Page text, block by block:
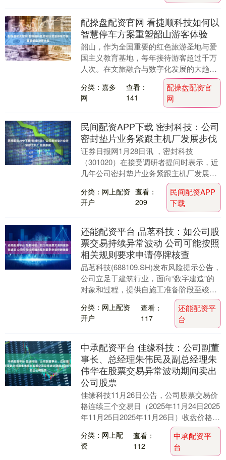
配操盘配资官网 看捷顺科技如何以
智慧停车方案重塑韶山游客体验
韶山，作为全国重要的红色旅游圣地与爱
国主义教育基地，每年接待游客超过千万
人次。在文旅融合与数字化发展的大趋势
下，庞大的客流量对这座城市的交通组织
与停车管理能力构....
分类：嘉多
网
查看：
141
配操盘配资官
网
民间配资APP下载 密封科技：公司
密封垫片业务紧跟主机厂发展步伐
证券日报网1月28日讯 ，密封科技
（301020）在接受调研者提问时表示，近
几年公司密封垫片业务紧跟主机厂发展步
伐，积极开展同步研发，通过行业领先的
技术和产品一....
分类：网上配资
开户
查看：
209
民间配资APP
下载
还能配资平台 品茗科技：如公司股
票交易持续异常波动 公司可能按照
相关规则要求申请停牌核查
品茗科技(688109.SH)发布风险提示公告，
公司立足于建筑行业，面向“数字建造”的
对象和过程，提供自施工准备阶段至竣工
验收阶段的应用化技术、产品及解决方
案，....
分类：网上配资
开户
查看：
117
还能配资平
台
中承配资平台 佳缘科技：公司副董
事长、总经理朱伟民及副总经理朱
伟华在股票交易异常波动期间卖出
公司股票
佳缘科技11月26日公告，公司股票交易价
格连续三个交易日（2025年11月24日2025
年11月25日2025年11月26日）收盘价格涨
分类：网上配
资
查看：
112
中承配资平
台